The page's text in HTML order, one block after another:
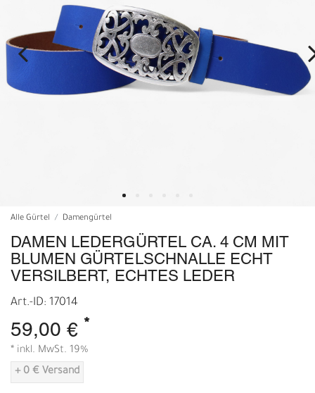
Alle Gürtel Damengürtel
DAMEN LEDERGÜRTEL CA. 4 CM MIT
BLUMEN GÜRTELSCHNALLE ECHT
VERSILBERT, ECHTES LEDER
Art.-ID: 17014
59,00 € *
* inkl. MwSt. 19%
+ 0 € Versand